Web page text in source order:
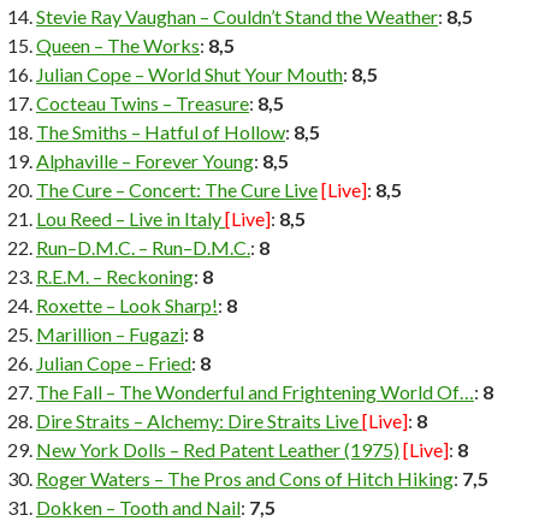
Stevie Ray Vaughan – Couldn’t Stand the Weather: 8,5
Queen – The Works: 8,5
Julian Cope – World Shut Your Mouth: 8,5
Cocteau Twins – Treasure: 8,5
The Smiths – Hatful of Hollow: 8,5
Alphaville – Forever Young: 8,5
The Cure – Concert: The Cure Live[Live]: 8,5
Lou Reed – Live in Italy[Live]: 8,5
Run–D.M.C. – Run–D.M.C.: 8
R.E.M. – Reckoning: 8
Roxette – Look Sharp!: 8
Marillion – Fugazi: 8
Julian Cope – Fried: 8
The Fall – The Wonderful and Frightening World Of…: 8
Dire Straits – Alchemy: Dire Straits Live[Live]: 8
New York Dolls – Red Patent Leather (1975)[Live]: 8
Roger Waters – The Pros and Cons of Hitch Hiking: 7,5
Dokken – Tooth and Nail: 7,5